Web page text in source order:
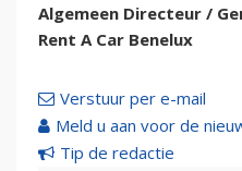
Algemeen Directeur /
Rent A Car Benelux
Verstuur per e-mail
Meld u aan voor de
Tip de redactie